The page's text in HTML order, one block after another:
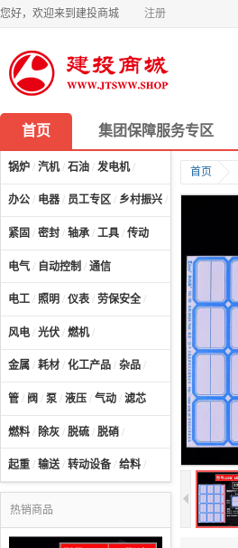
您好，欢迎来到建投商城 注册
首页 集团保障服务专区
锅炉 / 汽机/ 石油 / 发电机/
办公 / 电器 / 员工专区 / 乡村振兴 /
紧固 / 密封 / 轴承 / 工具 / 传动
电气 / 自动控制 / 通信
电工 / 照明 / 仪表 / 劳保安全 /
风电 / 光伏 / 燃机/
金属 / 耗材 / 化工产品 / 杂品 /
管 / 阀 / 泵 / 液压 / 气动 / 滤芯
燃料 / 除灰 / 脱硫 / 脱硝 /
起重 / 输送/ 转动设备 / 给料 /
热销商品
首页